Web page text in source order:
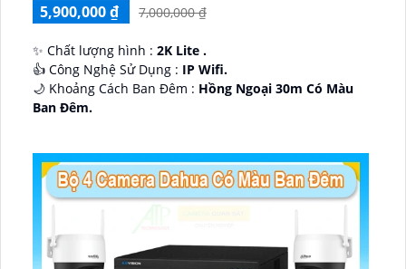
5,900,000 ₫
7,000,000 ₫
✨ Chất lượng hình : 2K Lite .
👍 Công Nghệ Sử Dụng : IP Wifi.
🌙 Khoảng Cách Ban Đêm : Hồng Ngoại 30m Có Màu
Ban Ðêm.